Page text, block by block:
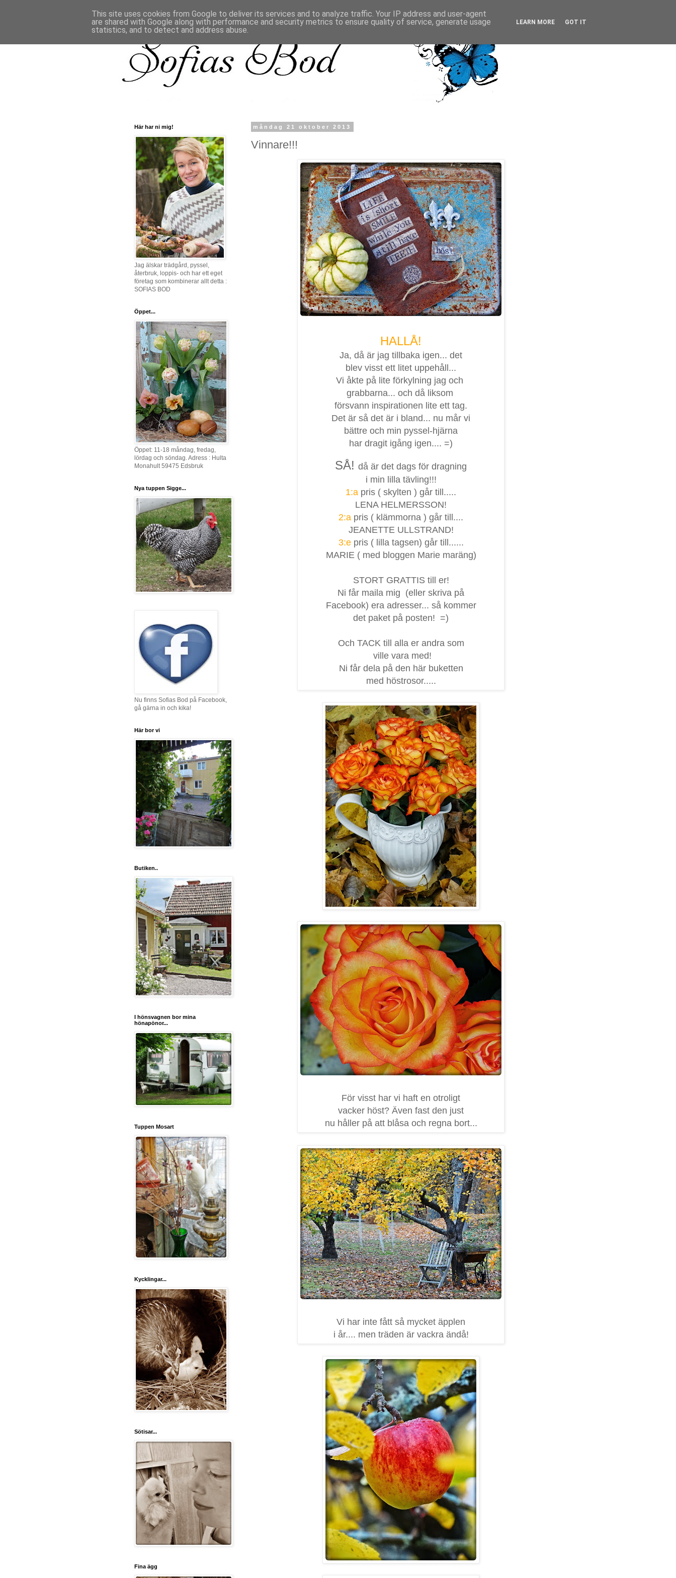
måndag 21 oktober 2013
Vinnare!!!
HALLÅ!
Ja, då är jag tillbaka igen... det
blev visst ett litet uppehåll...
Vi åkte på lite förkylning jag och
grabbarna... och då liksom
försvann inspirationen lite ett tag.
Det är så det är i bland... nu mår vi
bättre och min pyssel-hjärna
har dragit igång igen.... =)
SÅ! då är det dags för dragning
i min lilla tävling!!!
1:a pris ( skylten ) går till.....
LENA HELMERSSON!
2:a pris ( klämmorna ) går till....
JEANETTE ULLSTRAND!
3:epris ( lilla tagsen) går till......
MARIE ( med bloggen Marie maräng)
STORT GRATTIS till er!
Ni får maila mig (eller skriva på
Facebook) era adresser... så kommer
det paket på posten! =)
Och TACK till alla er andra som
ville vara med!
Ni får dela på den här buketten
med höstrosor.....
För visst har vi haft en otroligt
vacker höst? Även fast den just
nu håller på att blåsa och regna bort...
Vi har inte fått så mycket äpplen
i år.... men träden är vackra ändå!
Här har ni mig!
Jag älskar trädgård, pyssel,
återbruk, loppis- och har ett eget
företag som kombinerar allt detta :
SOFIAS BOD
Öppet...
Öppet: 11-18 måndag, fredag,
lördag och söndag. Adress : Hulta
Monahult 59475 Edsbruk
Nya tuppen Sigge...
Nu finns Sofias Bod på Facebook,
gå gärna in och kika!
Här bor vi
Butiken..
I hönsvagnen bor mina
hönapönor...
Tuppen Mosart
Kycklingar...
Sötisar...
Fina ägg
This site uses cookies from Google to deliver its services and to analyze traffic. Your IP address and user-agent
are shared with Google along with performance and security metrics to ensure quality of service, generate usage
statistics, and to detect and address abuse.
LEARN MORE GOT IT